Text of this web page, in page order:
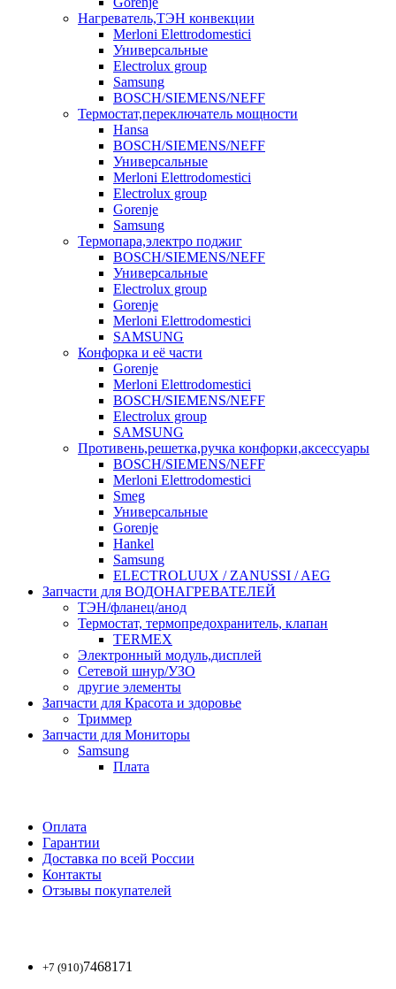
Нагреватель,ТЭН конвекции
Merloni Elettrodomestici
Универсальные
Electrolux group
Samsung
BOSCH/SIEMENS/NEFF
Термостат,переключатель мощности
Hansa
BOSCH/SIEMENS/NEFF
Универсальные
Merloni Elettrodomestici
Electrolux group
Gorenje
Samsung
Термопара,электро поджиг
BOSCH/SIEMENS/NEFF
Универсальные
Electrolux group
Gorenje
Merloni Elettrodomestici
SAMSUNG
Конфорка и её части
Gorenje
Merloni Elettrodomestici
BOSCH/SIEMENS/NEFF
Electrolux group
SAMSUNG
Противень,решетка,ручка конфорки,аксессуары
BOSCH/SIEMENS/NEFF
Merloni Elettrodomestici
Smeg
Универсальные
Gorenje
Hankel
Samsung
ELECTROLUUX / ZANUSSI / AEG
Запчасти для ВОДОНАГРЕВАТЕЛЕЙ
ТЭН/фланец/анод
Термостат, термопредохранитель, клапан
TERMEX
Электронный модуль,дисплей
Сетевой шнур/УЗО
другие элементы
Запчасти для Красота и здоровье
Триммер
Запчасти для Мониторы
Samsung
Плата
Оплата
Гарантии
Доставка по всей России
Контакты
Отзывы покупателей
+7 (910)7468171